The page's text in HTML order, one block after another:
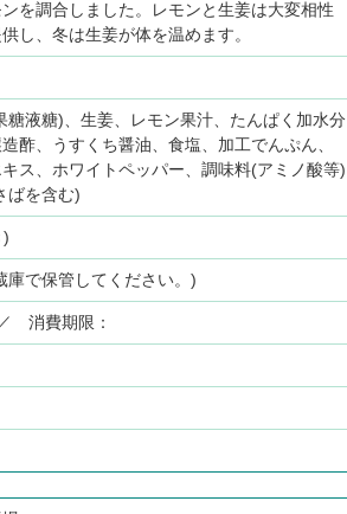
を調合しました。レモンと生姜は大変相性
し、冬は生姜が体を温めます。
液糖)、生姜、レモン果汁、たんぱく加水分
酢、うすくち醤油、食塩、加工でんぷん、
ス、ホワイトペッパー、調味料(アミノ酸等)
ばを含む)
)
で保管してください。)
消費期限：